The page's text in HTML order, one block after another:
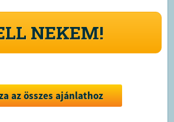
NEKEM!
az összes ajánlathoz